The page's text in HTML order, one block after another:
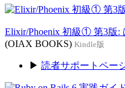
Elixir/Phoenix 初級① 第3版:
(OIAX BOOKS) Kindle版
▶ 読者サポートペー